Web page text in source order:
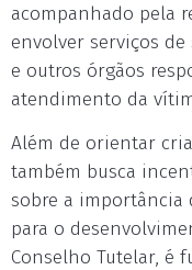
acompanhado pela
envolver serviços
e outros órgãos
atendimento da
Além de orientar
também busca
sobre a importância
para o
Conselho Tutelar, é